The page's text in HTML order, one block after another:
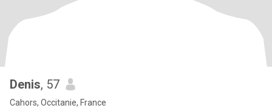
Denis, 57
Cahors, Occitanie, France